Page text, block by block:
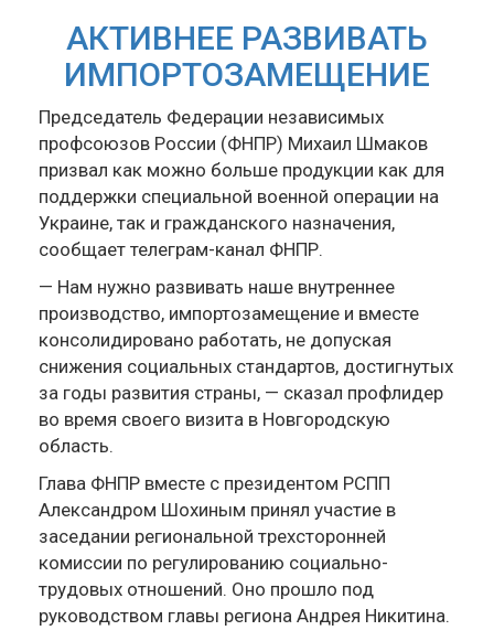
АКТИВНЕЕ РАЗВИВАТЬ
ИМПОРТОЗАМЕЩЕНИЕ
Председатель Федерации независимых
профсоюзов России (ФНПР) Михаил Шмаков
призвал как можно больше продукции как для
поддержки специальной военной операции на
Украине, так и гражданского назначения,
сообщает телеграм-канал ФНПР.
— Нам нужно развивать наше внутреннее
производство, импортозамещение и вместе
консолидировано работать, не допуская
снижения социальных стандартов, достигнутых
за годы развития страны, — сказал профлидер
во время своего визита в Новгородскую
область.
Глава ФНПР вместе с президентом РСПП
Александром Шохиным принял участие в
заседании региональной трехсторонней
комиссии по регулированию социально-
трудовых отношений. Оно прошло под
руководством главы региона Андрея Никитина.